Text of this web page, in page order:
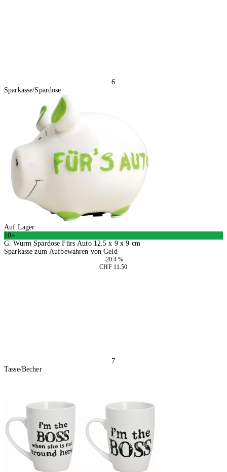
6
Sparkasse/Spardose
Auf Lager:
10+
G. Wurm Spardose Fürs Auto 12.5 x 9 x 9 cm
Sparkasse zum Aufbewahren von Geld
-20.4 %
CHF 11.50
7
Tasse/Becher